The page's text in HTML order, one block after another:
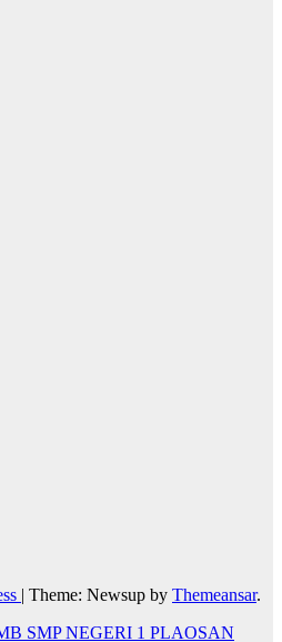
| Theme: Newsup by Themeansar.
SMP NEGERI 1 PLAOSAN